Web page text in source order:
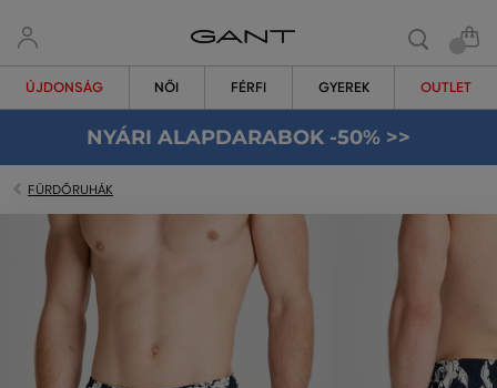
ÚJDONSÁG NŐI FÉRFI GYEREK OUTLET
NYÁRI ALAPDARABOK -50% >>
FÜRDŐRUHÁK